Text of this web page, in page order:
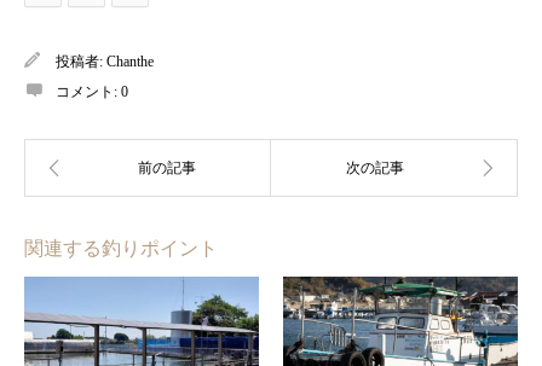
投稿者: Chanthe
コメント: 0
関連する釣りポイント